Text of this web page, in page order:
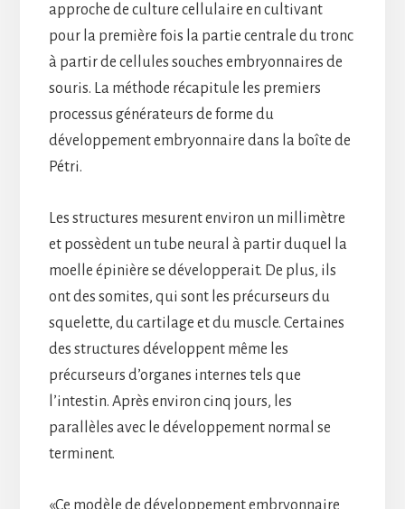
approche de culture cellulaire en cultivant
pour la première fois la partie centrale du tronc
à partir de cellules souches embryonnaires de
souris. La méthode récapitule les premiers
processus générateurs de forme du
développement embryonnaire dans la boîte de
Pétri.
Les structures mesurent environ un millimètre
et possèdent un tube neural à partir duquel la
moelle épinière se développerait. De plus, ils
ont des somites, qui sont les précurseurs du
squelette, du cartilage et du muscle. Certaines
des structures développent même les
précurseurs d’organes internes tels que
l’intestin. Après environ cinq jours, les
parallèles avec le développement normal se
terminent.
«Ce modèle de développement embryonnaire